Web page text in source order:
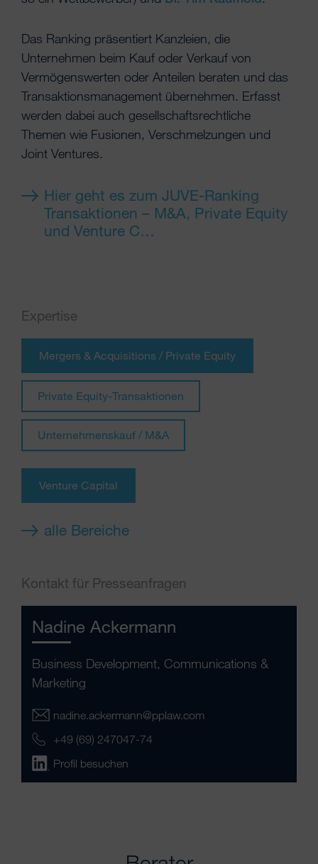
Das Ranking präsentiert Kanzleien, die
Unternehmen beim Kauf oder Verkauf von
Vermögenswerten oder Anteilen beraten und das
Transaktionsmanagement übernehmen. Erfasst
werden dabei auch gesellschaftsrechtliche
Themen wie Fusionen, Verschmelzungen und
Joint Ventures.
Hier geht es zum JUVE-Ranking
Transaktionen – M&A, Private Equity
und Venture C…
Expertise
Mergers & Acquisitions / Private Equity
Private Equity-Transaktionen
Unternehmenskauf / M&A
Venture Capital
alle Bereiche
Kontakt für Presseanfragen
Nadine Ackermann
Business Development, Communications &
Marketing
nadine.ackermann@pplaw.com
+49 (69) 247047-74
Profil besuchen